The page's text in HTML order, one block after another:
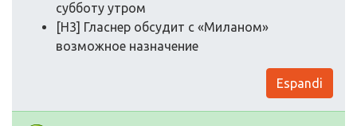
субботу утром
[H3] Гласнер обсудит с «Миланом»
возможное назначение
Espandi